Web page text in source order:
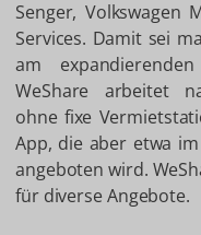
Senger, Volkswagen
Services. Damit sei
am
WeShare arbeitet
ohne fixe
App, die aber etwa
angeboten wird.
für diverse Angebote.